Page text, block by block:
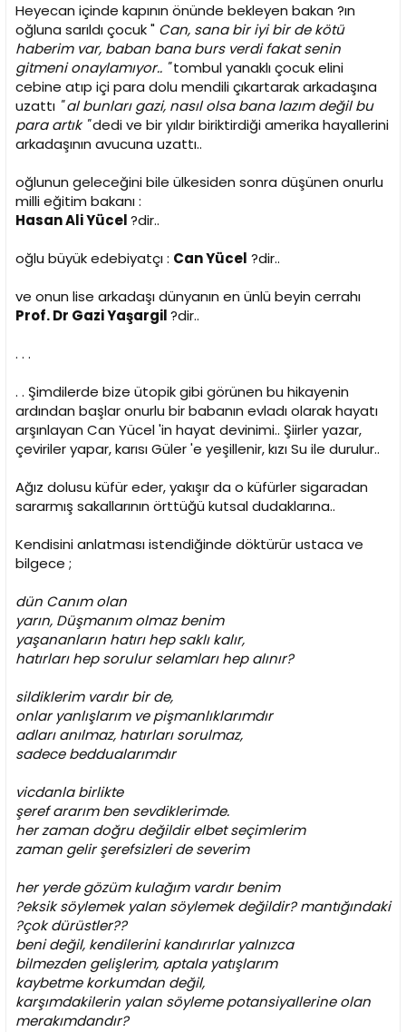
Heyecan içinde kapının önünde bekleyen bakan ?ın
oğluna sarıldı çocuk " Can, sana bir iyi bir de kötü
haberim var, baban bana burs verdi fakat senin
gitmeni onaylamıyor.. "tombul yanaklı çocuk elini
cebine atıp içi para dolu mendili çıkartarak arkadaşına
uzattı " al bunları gazi, nasıl olsa bana lazım değil bu
para artık "dedi ve bir yıldır biriktirdiği amerika hayallerini
arkadaşının avucuna uzattı..
oğlunun geleceğini bile ülkesiden sonra düşünen onurlu
milli eğitim bakanı :
Hasan Ali Yücel?dir..
oğlu büyük edebiyatçı : Can Yücel ?dir..
ve onun lise arkadaşı dünyanın en ünlü beyin cerrahı
Prof. Dr Gazi Yaşargil?dir..
. . .
. . Şimdilerde bize ütopik gibi görünen bu hikayenin
ardından başlar onurlu bir babanın evladı olarak hayatı
arşınlayan Can Yücel 'in hayat devinimi.. Şiirler yazar,
çeviriler yapar, karısı Güler 'e yeşillenir, kızı Su ile durulur..
Ağız dolusu küfür eder, yakışır da o küfürler sigaradan
sararmış sakallarının örttüğü kutsal dudaklarına..
Kendisini anlatması istendiğinde döktürür ustaca ve
bilgece ;
dün Canım olan
yarın, Düşmanım olmaz benim
yaşananların hatırı hep saklı kalır,
hatırları hep sorulur selamları hep alınır?
sildiklerim vardır bir de,
onlar yanlışlarım ve pişmanlıklarımdır
adları anılmaz, hatırları sorulmaz,
sadece beddualarımdır
vicdanla birlikte
şeref ararım ben sevdiklerimde.
her zaman doğru değildir elbet seçimlerim
zaman gelir şerefsizleri de severim
her yerde gözüm kulağım vardır benim
?eksik söylemek yalan söylemek değildir? mantığındaki
?çok dürüstler??
beni değil, kendilerini kandırırlar yalnızca
bilmezden gelişlerim, aptala yatışlarım
kaybetme korkumdan değil,
karşımdakilerin yalan söyleme potansiyallerine olan
merakımdandır?